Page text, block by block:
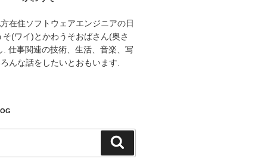
在住ソフトウェアエンジニアの日
(ワイ)とかわうそおばさん(奥さ
. 仕事関連の技術、生活、音楽、写
んな話をしたいとおもいます.
索